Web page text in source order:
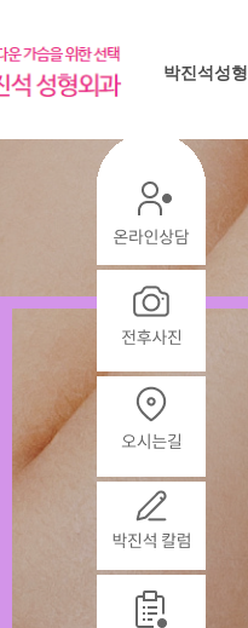
박진석성